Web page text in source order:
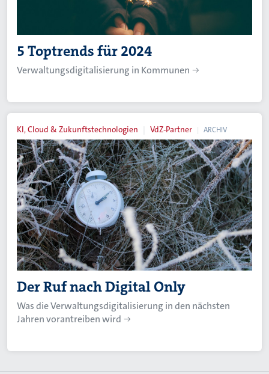
5 Toptrends für 2024
Verwaltungsdigitalisierung in Kommunen
KI, Cloud & Zukunftstechnologien VdZ-Partner ARCHIV
Der Ruf nach Digital Only
Was die Verwaltungsdigitalisierung in den nächsten
Jahren vorantreiben wird